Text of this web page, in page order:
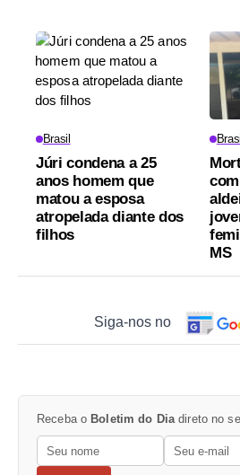
Brasil
Júri condena a 25
anos homem que
matou a esposa
atropelada diante dos
filhos
Brasil
MS
Siga-nos no
Receba o Boletim do Dia direto no